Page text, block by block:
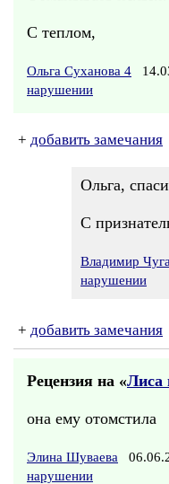
С теплом,
Ольга Суханова 4
нарушении
+ добавить замечания
Ольга,
С
Владимир
нарушении
+ добавить замечания
Рецензия на «Лиса
она ему отомстила
Элина Шуваева
нарушении